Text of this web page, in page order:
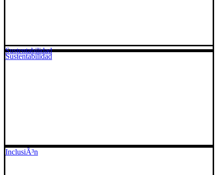
Sustentabilidad
InclusiÃ³n
Sustentabilidad